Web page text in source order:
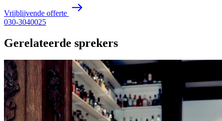
Vrijblijvende offerte
030-3040025
Gerelateerde sprekers